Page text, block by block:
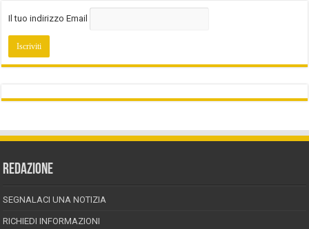
Il tuo indirizzo Email
REDAZIONE
SEGNALACI UNA NOTIZIA
RICHIEDI INFORMAZIONI